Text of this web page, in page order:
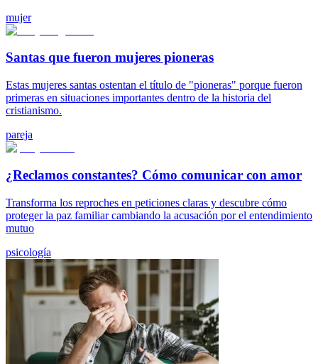
mujer
Santas que fueron mujeres pioneras
Estas mujeres santas ostentan el título de "pioneras" porque fueron
primeras en situaciones importantes dentro de la historia del
cristianismo.
pareja
¿Reclamos constantes? Cómo comunicar con amor
Transforma los reproches en peticiones claras y descubre cómo
proteger la paz familiar cambiando la acusación por el entendimiento
mutuo
psicología